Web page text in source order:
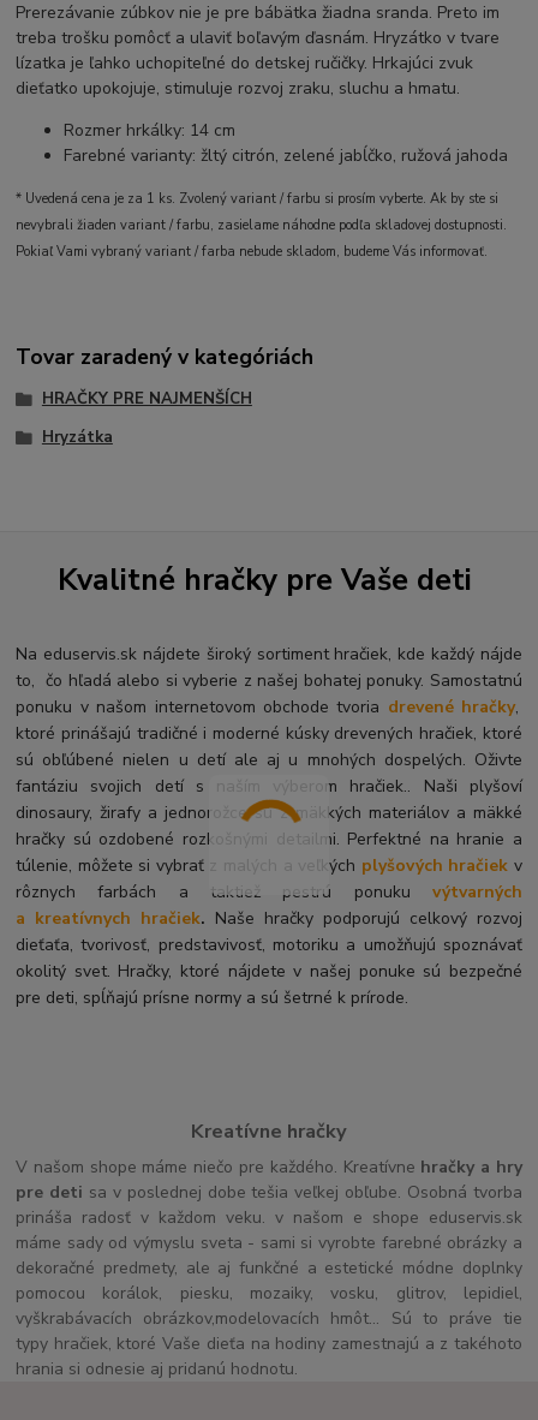
Prerezávanie zúbkov nie je pre bábätka žiadna sranda. Preto im
treba trošku pomôcť a ulaviť boľavým ďasnám. Hryzátko v tvare
lízatka je ľahko uchopiteľné do detskej ručičky. Hrkajúci zvuk
dieťatko upokojuje, stimuluje rozvoj zraku, sluchu a hmatu.
Rozmer hrkálky: 14 cm
Farebné varianty: žltý citrón, zelené jabĺčko, ružová jahoda
* Uvedená cena je za 1 ks. Zvolený variant / farbu si prosím vyberte. Ak by ste si
nevybrali žiaden variant / farbu, zasielame náhodne podľa skladovej dostupnosti.
Pokiaľ Vami vybraný variant / farba nebude skladom, budeme Vás informovať.
Tovar zaradený v kategóriách
HRAČKY PRE NAJMENŠÍCH
Hryzátka
Kvalitné hračky pre Vaše deti
Na eduservis.sk nájdete široký sortiment hračiek, kde každý nájde
to, čo hľadá alebo si vyberie z našej bohatej ponuky. Samostatnú
ponuku v našom internetovom obchode tvoria drevené hračky,
ktoré prinášajú tradičné i moderné kúsky drevených hračiek, ktoré
sú obľúbené nielen u detí ale aj u mnohých dospelých. Oživte
fantáziu svojich detí s naším výberom hračiek.. Naši plyšoví
dinosaury, žirafy a jednorožce sú z mäkkých materiálov a mäkké
hračky sú ozdobené rozkošnými detailmi. Perfektné na hranie a
túlenie, môžete si vybrať z malých a veľkých plyšových hračiek v
rôznych farbách a taktiež pestrú ponuku výtvarných
a kreatívnych hračiek. Naše hračky podporujú celkový rozvoj
dieťaťa, tvorivosť, predstavivosť, motoriku a umožňujú spoznávať
okolitý svet. Hračky, ktoré nájdete v našej ponuke sú bezpečné
pre deti, spĺňajú prísne normy a sú šetrné k prírode.
Kreatívne hračky
V našom shope máme niečo pre každého. Kreatívne hračky a hry
pre deti sa v poslednej dobe tešia veľkej obľube. Osobná tvorba
prináša radosť v každom veku. v našom e shope eduservis.sk
máme sady od výmyslu sveta - sami si vyrobte farebné obrázky a
dekoračné predmety, ale aj funkčné a estetické módne doplnky
pomocou korálok, piesku, mozaiky, vosku, glitrov, lepidiel,
vyškrabávacích obrázkov,modelovacích hmôt... Sú to práve tie
typy hračiek, ktoré Vaše dieťa na hodiny zamestnajú a z takéhoto
hrania si odnesie aj pridanú hodnotu.